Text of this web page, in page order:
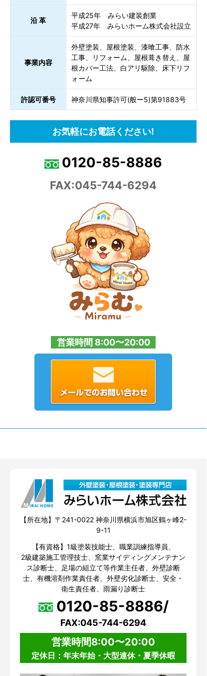
沿 革
平成25年 みらい建装創業
平成27年 みらいホーム株式会社設立
事業内容
外壁塗装、屋根塗装、漆喰工事、防水
工事、リフォーム、屋根葺き替え、屋
根カバー工法、白アリ駆除、床下リフ
ォーム
許認可番号 神奈川県知事許可(般ー5)第91883号
お気軽にお電話ください!
0120-85-8886
FAX:045-744-6294
営業時間 8:00〜20:00
【所在地】〒241-0022 神奈川県横浜市旭区鶴ヶ峰2-
9-11
【有資格】1級塗装技能士、職業訓練指導員、
2級建築施工管理技士、窯業サイディングメンテナン
ス診断士、足場の組立て等作業主任者、外壁診断
士、有機溶剤作業責任者、外壁劣化診断士、安全・
衛生責任者、雨漏り診断士
0120-85-8886/
FAX:045-744-6294
営業時間8:00〜20:00
定休日：年末年始・大型連休・夏季休暇